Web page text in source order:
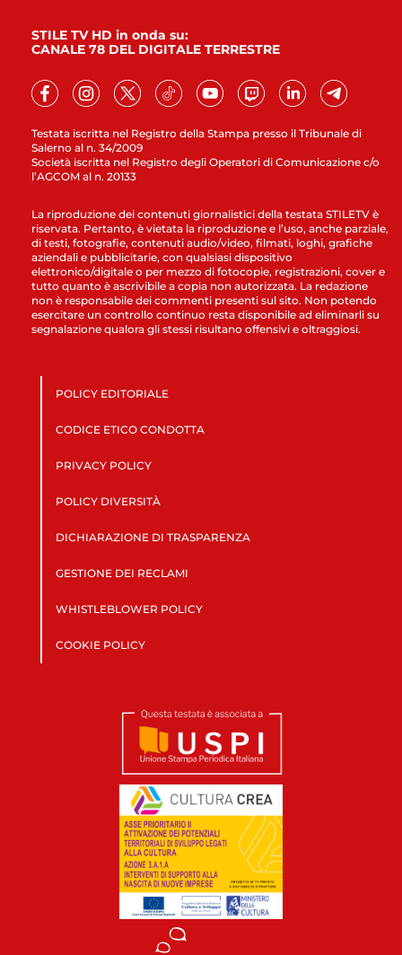
Testata iscritta nel Registro della Stampa presso il Tribunale di
Salerno al n. 34/2009
Società iscritta nel Registro degli Operatori di Comunicazione c/o
l’AGCOM al n. 20133
STILE TV HD in onda su:
CANALE 78 DEL DIGITALE TERRESTRE
La riproduzione dei contenuti giornalistici della testata STILETV è
riservata. Pertanto, è vietata la riproduzione e l’uso, anche parziale,
di testi, fotografie, contenuti audio/video, filmati, loghi, grafiche
aziendali e pubblicitarie, con qualsiasi dispositivo
elettronico/digitale o per mezzo di fotocopie, registrazioni, cover e
tutto quanto è ascrivibile a copia non autorizzata. La redazione
non è responsabile dei commenti presenti sul sito. Non potendo
esercitare un controllo continuo resta disponibile ad eliminarli su
segnalazione qualora gli stessi risultano offensivi e oltraggiosi.
POLICY EDITORIALE
CODICE ETICO CONDOTTA
PRIVACY POLICY
POLICY DIVERSITÀ
DICHIARAZIONE DI TRASPARENZA
GESTIONE DEI RECLAMI
WHISTLEBLOWER POLICY
COOKIE POLICY